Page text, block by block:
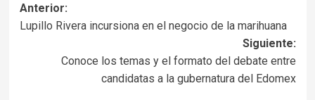
Anterior:
Lupillo Rivera incursiona en el negocio de la marihuana
Siguiente:
Conoce los temas y el formato del debate entre
candidatas a la gubernatura del Edomex